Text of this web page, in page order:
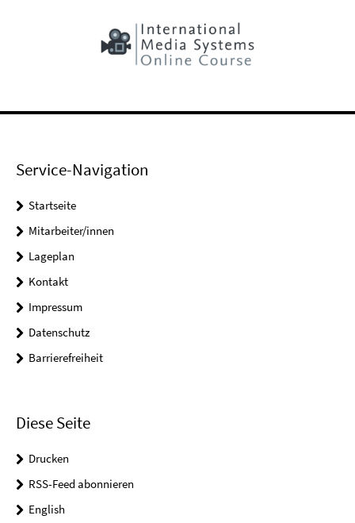
Service-Navigation
Startseite
Mitarbeiter/innen
Lageplan
Kontakt
Impressum
Datenschutz
Barrierefreiheit
Diese Seite
Drucken
RSS-Feed abonnieren
English